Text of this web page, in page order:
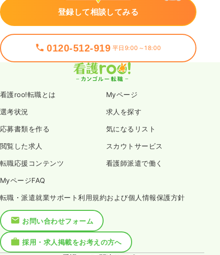
登録して相談してみる
0120-512-919 平日9:00～18:00
看護roo!転職とは Myページ
選考状況 求人を探す
応募書類を作る 気になるリスト
閲覧した求人 スカウトサービス
転職応援コンテンツ 看護師派遣で働く
MyページFAQ
転職・派遣就業サポート利用規約および個人情報保護方針
お問い合わせフォーム
採用・求人掲載をお考えの方へ